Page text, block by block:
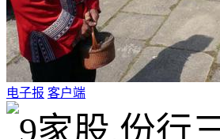
电子报 客户端